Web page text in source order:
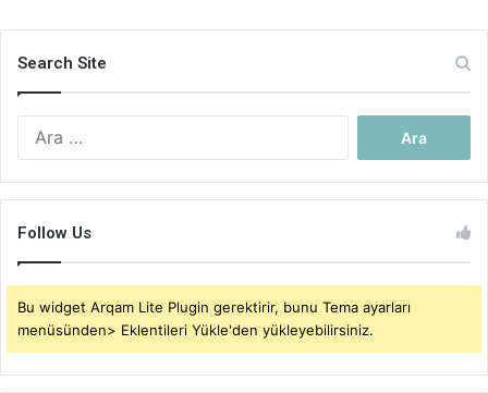
Search Site
Follow Us
Bu widget Arqam Lite Plugin gerektirir, bunu Tema ayarları
menüsünden> Eklentileri Yükle'den yükleyebilirsiniz.